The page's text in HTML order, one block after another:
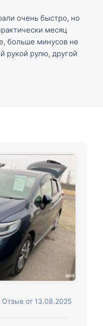
очень быстро, но
месяц
больше минусов не
рукой рулю, другой
Отзыв от 13.08.2025